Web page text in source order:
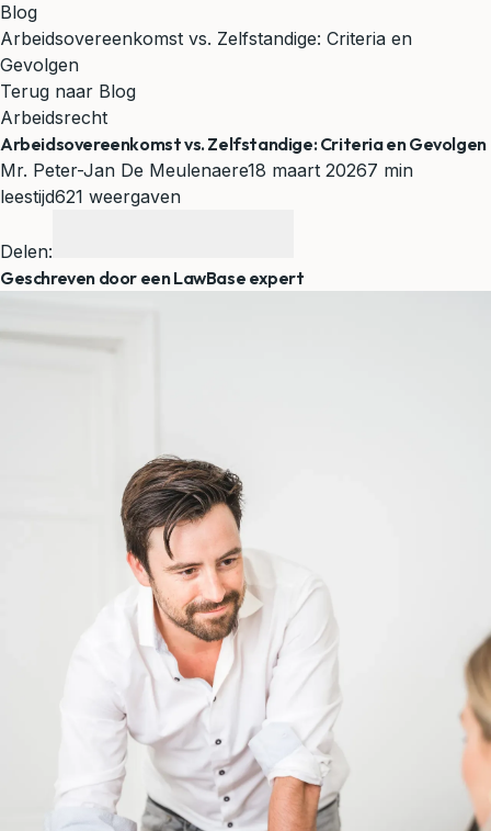
Blog
Arbeidsovereenkomst vs. Zelfstandige: Criteria en
Gevolgen
Terug naar Blog
Arbeidsrecht
Arbeidsovereenkomst vs. Zelfstandige: Criteria en Gevolgen
Mr. Peter-Jan De Meulenaere18 maart 20267 min
leestijd621 weergaven
Delen:
Geschreven door een LawBase expert